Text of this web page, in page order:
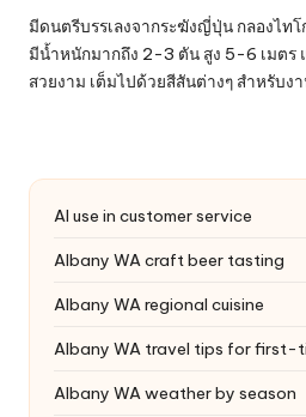
มีดนตรีบรรเลงจากระฆังญี่ปุ่น กลองไท
มีน้ำหนักมากถึง 2-3 ตัน สูง 5-6 เมตร
สวยงาม เต็มไปด้วยสีสันต่างๆ สำหรับ
AI use in customer service
Albany WA craft beer tasting
Albany WA regional cuisine
Albany WA travel tips for first-
Albany WA weather by season